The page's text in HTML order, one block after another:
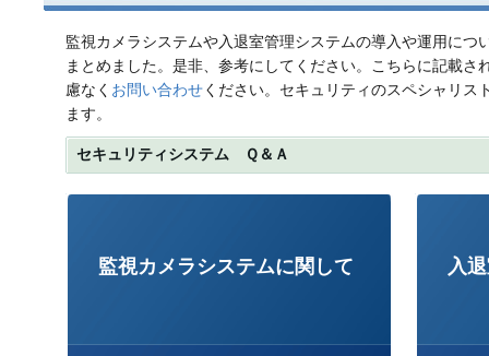
監視カメラシステムや入退室管理システムの導入や運用につ
まとめました。是非、参考にしてください。こちらに記載さ
慮なく お問い合わせください。セキュリティのスペシャリス
ます。
セキュリティシステム Ｑ＆Ａ
監視カメラシステムに関して 入